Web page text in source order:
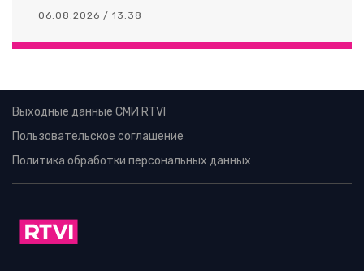
06.08.2026 / 13:38
Выходные данные СМИ RTVI
Пользовательское соглашение
Политика обработки персональных данных